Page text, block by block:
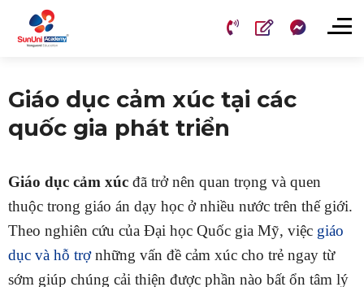
Giáo dục cảm xúc tại các
quốc gia phát triển
Giáo dục cảm xúc đã trở nên quan trọng và quen
thuộc trong giáo án dạy học ở nhiều nước trên thế giới.
Theo nghiên cứu của Đại học Quốc gia Mỹ, việc giáo
dục và hỗ trợnhững vấn đề cảm xúc cho trẻ ngay từ
sớm giúp chúng cải thiện được phần nào bất ổn tâm lý